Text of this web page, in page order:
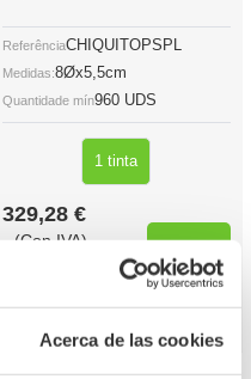
Acerca de las cookies
ReferênciaCHIQUITOPSPL
Medidas:8Øx5,5cm
Quantidade mín960 UDS
1 tinta
329,28 €
(Con IVA)